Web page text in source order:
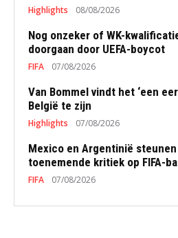
Highlights 08/08/2026
Nog onzeker of WK-
doorgaan door UEFA-boycot
FIFA 07/08/2026
Van Bommel vindt het ‘een
België te zijn
Highlights 07/08/2026
Mexico en Argentinië
toenemende kritiek op FIFA-
FIFA 07/08/2026